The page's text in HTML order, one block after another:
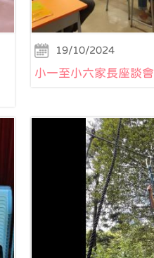
19/10/2024
小一至小六家長座談會